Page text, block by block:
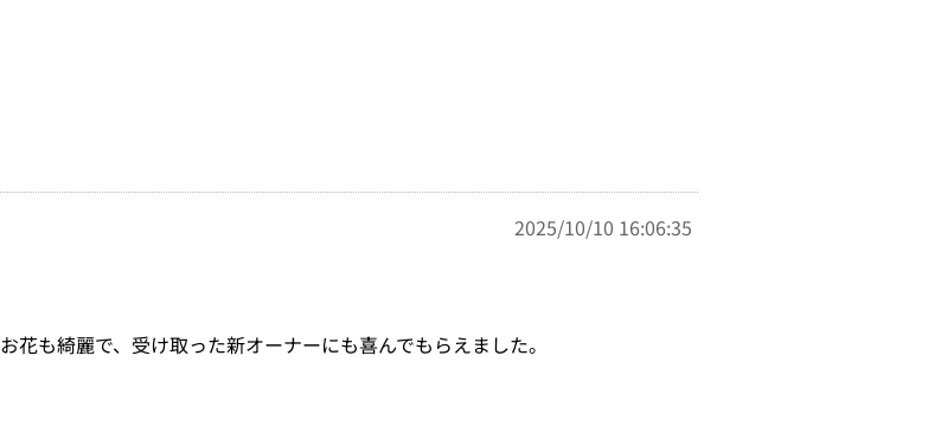
2025/10/10 16:06:35
も綺麗で、受け取った新オーナーにも喜んでもらえました。